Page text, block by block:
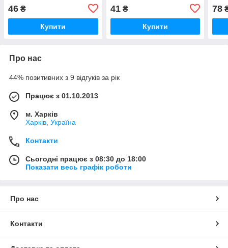
46 ₴
Купити
41₴
Купити
78
Про нас
44% позитивних з 9 відгуків за рік
Працює з 01.10.2013
м. Харків
Харків, Україна
Контакти
Сьогодні працює з 08:30 до 18:00
Показати весь графік роботи
Про нас
Контакти